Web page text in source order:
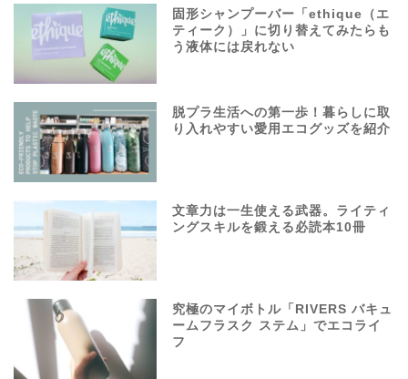
固形シャンプーバー「ethique（エ
ティーク）」に切り替えてみたらも
う液体には戻れない
脱プラ生活への第一歩！暮らしに取
り入れやすい愛用エコグッズを紹介
文章力は一生使える武器。ライティ
ングスキルを鍛える必読本10冊
究極のマイボトル「RIVERS バキュ
ームフラスク ステム」でエコライ
フ